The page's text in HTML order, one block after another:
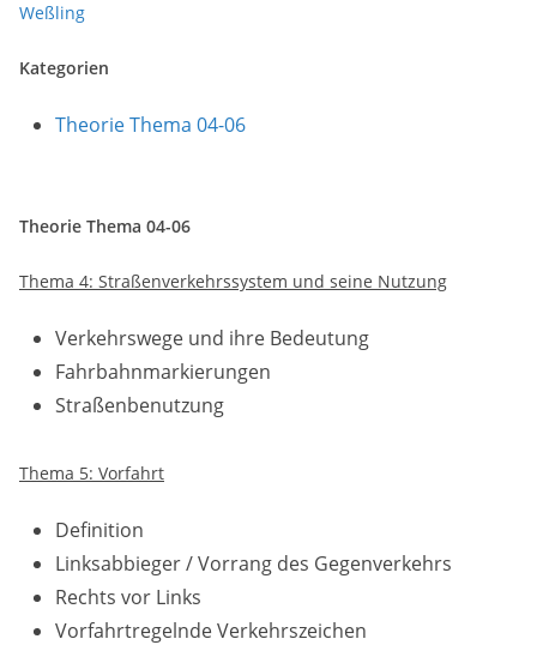
Weßling
Kategorien
Theorie Thema 04-06
Theorie Thema 04-06
Thema 4: Straßenverkehrssystem und seine Nutzung
Verkehrswege und ihre Bedeutung
Fahrbahnmarkierungen
Straßenbenutzung
Thema 5: Vorfahrt
Definition
Linksabbieger / Vorrang des Gegenverkehrs
Rechts vor Links
Vorfahrtregelnde Verkehrszeichen